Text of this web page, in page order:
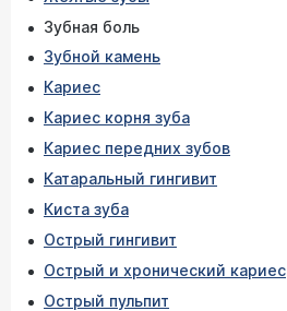
Зубная боль
Зубной камень
Кариес
Кариес корня зуба
Кариес передних зубов
Катаральный гингивит
Киста зуба
Острый гингивит
Острый и хронический кариес
Острый пульпит